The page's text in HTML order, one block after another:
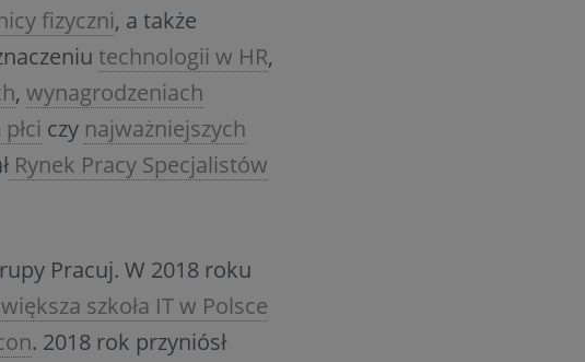
fizyczni, a także
technologii w HR,
, wynagrodzeniach
czy najważniejszych
Rynek Pracy Specjalistów
Pracuj. W 2018 roku
szkoła IT w Polsce
. 2018 rok przyniósł